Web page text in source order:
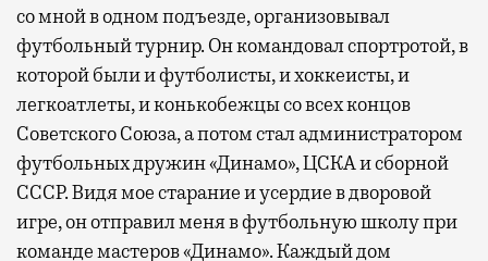
со мной в одном подъезде, организовывал
футбольный турнир. Он командовал спортротой, в
которой были и футболисты, и хоккеисты, и
легкоатлеты, и конькобежцы со всех концов
Советского Союза, а потом стал администратором
футбольных дружин «Динамо», ЦСКА и сборной
СССР. Видя мое старание и усердие в дворовой
игре, он отправил меня в футбольную школу при
команде мастеров «Динамо». Каждый дом